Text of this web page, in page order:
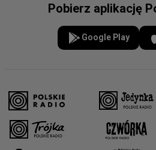
Pobierz aplikację
Google Play